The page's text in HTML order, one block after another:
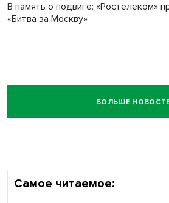
В память о подвиге: «Ростелеком»
«Битва за Москву»
БОЛЬШЕ
Самое читаемое: